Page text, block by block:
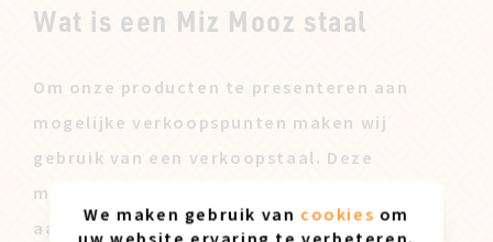
Wat is een Miz Mooz staal
Om onze producten te presenteren aan
mogelijke verkoopspunten maken wij
gebruik van een verkoopstaal. Deze
modellen worden dan ook achteraf te koop
aangeboden tegen een lagere prijs.
We maken gebruik van cookies om